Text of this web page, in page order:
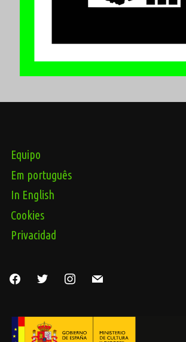
Equipo
Em português
In English
Cookies
Privacidad
facebooktwitter instagram
mail